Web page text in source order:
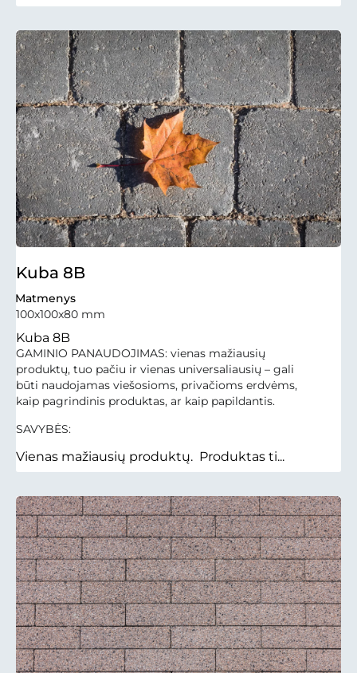
Kuba 8B
Matmenys
100x100x80 mm
Kuba 8B
GAMINIO PANAUDOJIMAS: vienas mažiausių
produktų, tuo pačiu ir vienas universaliausių – gali
būti naudojamas viešosioms, privačioms erdvėms,
kaip pagrindinis produktas, ar kaip papildantis.
SAVYBĖS:
Vienas mažiausių produktų. Produktas ti...